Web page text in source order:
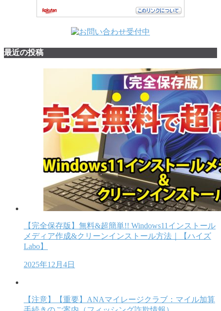
最近の投稿
【完全保存版】無料&超簡単!! Windows11インストール
メディア作成&クリーンインストール方法｜【ハイズ
Labo】
2025年12月4日
【注意】【重要】ANAマイレージクラブ：マイル加算